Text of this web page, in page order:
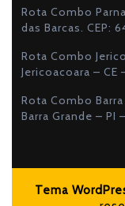
Rota Combo
das Barcas. CEP:
Rota Combo
Jericoacoara –
Rota Combo Barra
Barra Grande – PI
Tema